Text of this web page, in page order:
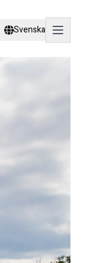
Svenska